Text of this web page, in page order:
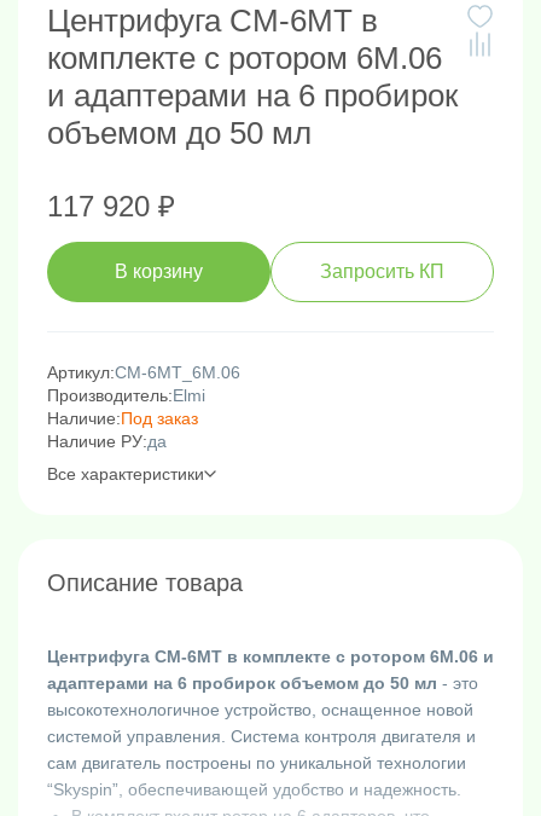
Центрифуга СМ-6МТ в
комплекте с ротором 6М.06
и адаптерами на 6 пробирок
объемом до 50 мл
117 920 ₽
В корзину Запросить КП
Артикул:CM-6MT_6M.06
Производитель:Elmi
Наличие:Под заказ
Наличие РУ:да
Все характеристики
Описание товара
Центрифуга СМ-6МТ в комплекте с ротором 6М.06 и
адаптерами на 6 пробирок объемом до 50 мл - это
высокотехнологичное устройство, оснащенное новой
системой управления. Система контроля двигателя и
сам двигатель построены по уникальной технологии
“Skyspin”, обеспечивающей удобство и надежность.